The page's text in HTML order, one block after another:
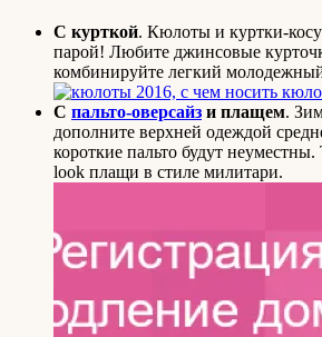
С курткой. Кюлоты и куртки-
парой! Любите джинсовые
комбинируйте легкий
С пальто-оверсайз и плащем.
дополните верхней одеждой
короткие пальто будут
look плащи в стиле милитари.